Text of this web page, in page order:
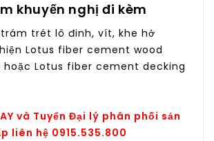
khuyến nghị đi kèm
trám trét lô đinh, vít, khe hở
Lotus fiber cement wood
hoặc Lotus fiber cement decking
và Tuyển Đại lý phân phối sản
liên hệ 0915.535.800